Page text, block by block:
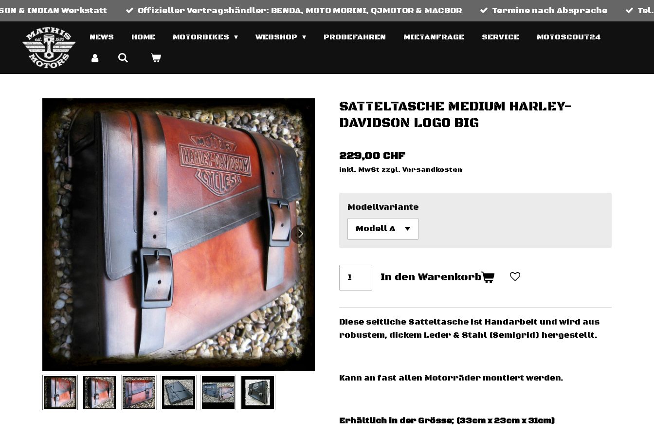
Zum
Hauptinhalt
springen
& INDIAN Werkstatt Offizieller Vertragshändler: BENDA, MOTO MORINI, QJMOTOR & MACBOR Termine nach Absprache
NEWS HOME MOTORBIKES WEBSHOP PROBEFAHREN MIETANFRAGE SERVICE MOTOSCOUT24
SATTELTASCHE MEDIUM HARLEY-
DAVIDSON LOGO BIG
229,00 CHF
inkl. MwSt zzgl. Versandkosten
Modellvariante
In den Warenkorb
Diese seitliche Satteltasche ist Handarbeit und wird aus
robustem, dickem Leder & Stahl (Semigrid) hergestellt.
Kann an fast allen Motorräder montiert werden.
Erhältlich in der Grösse; (33cm x 23cm x 31cm)